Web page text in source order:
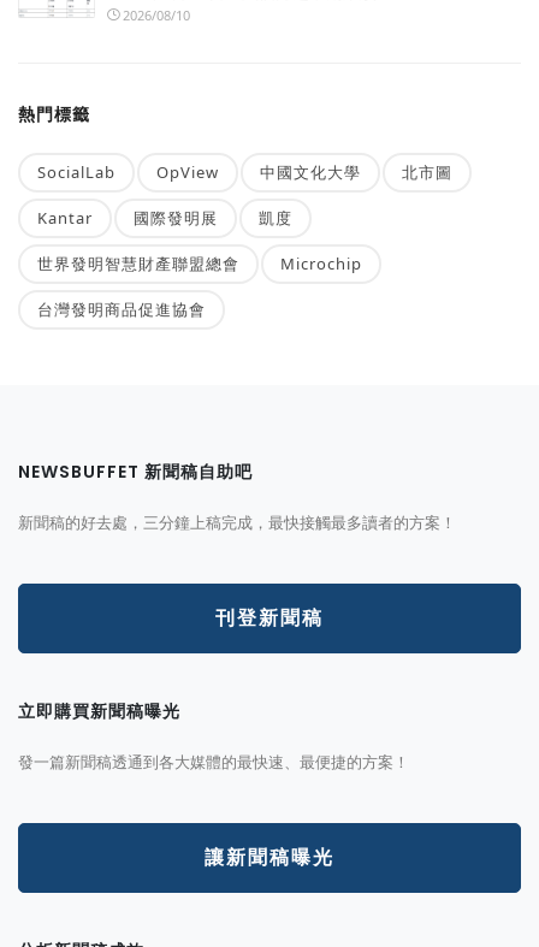
2026/08/10
熱門標籤
SocialLab OpView 中國文化大學 北市圖
Kantar 國際發明展 凱度
世界發明智慧財產聯盟總會 Microchip
台灣發明商品促進協會
NEWSBUFFET 新聞稿自助吧
新聞稿的好去處，三分鐘上稿完成，最快接觸最多讀者的方案！
刊登新聞稿
立即購買新聞稿曝光
發一篇新聞稿透通到各大媒體的最快速、最便捷的方案！
讓新聞稿曝光